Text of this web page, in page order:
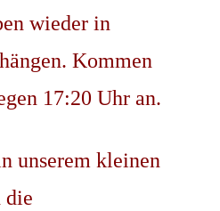
wieder in
Kommen
17:20 Uhr an.
unserem kleinen
die